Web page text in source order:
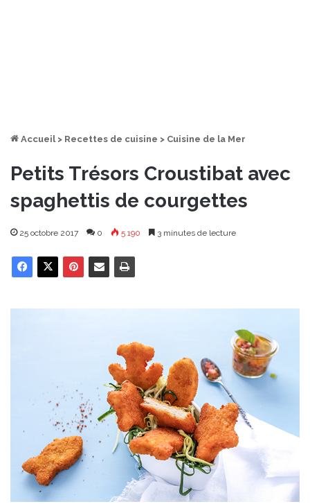
Accueil > Recettes de cuisine > Cuisine de la Mer
Petits Trésors Croustibat avec
spaghettis de courgettes
25 octobre 2017 0 5 190 3 minutes de lecture